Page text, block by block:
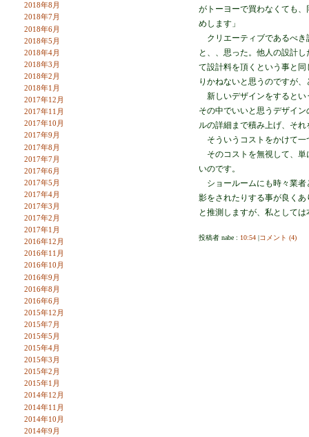
2018年8月
2018年7月
2018年6月
2018年5月
2018年4月
2018年3月
2018年2月
2018年1月
2017年12月
2017年11月
2017年10月
2017年9月
2017年8月
2017年7月
2017年6月
2017年5月
2017年4月
2017年3月
2017年2月
2017年1月
2016年12月
2016年11月
2016年10月
2016年9月
2016年8月
2016年6月
2015年12月
2015年7月
2015年5月
2015年4月
2015年3月
2015年2月
2015年1月
2014年12月
2014年11月
2014年10月
2014年9月
がトーヨーで買わなくても
めします」
クリエーティブであるべき
と、、思った。他人の設計
て設計料を頂くという事と
りかねないと思うのですが
新しいデザインをするとい
その中でいいと思うデザイ
ルの詳細まで積み上げ、そ
そういうコストをかけて一
そのコストを無視して、単
いのです。
ショールームにも時々業者
影をされたりする事が良く
と推測しますが、私として
投稿者 nabe : 10:54 |コメント (4)